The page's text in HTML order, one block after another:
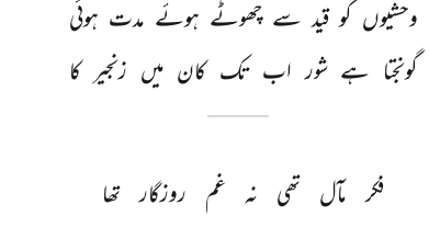
وحشیوں کو قید سے چھوٹے ہوئے مدت ہوئی
گونجتا ہے شور اب تک کان میں زنجیر کا
فکر مآل تھی نہ غم روزگار تھا